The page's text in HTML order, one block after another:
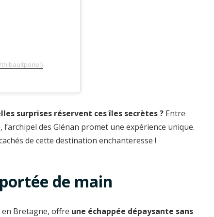
surprises réservent ces îles secrètes ? Entre
des Glénan promet une expérience unique.
de cette destination enchanteresse !
de main
en Bretagne, offre une échappée dépaysante sans